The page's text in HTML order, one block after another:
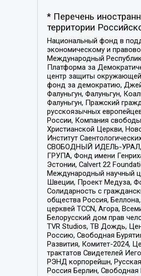
* Перечень
территории
Национальный фонд в
экономическому и
Международный
Платформа за
центр защиты окружающей
фонд за демократию,
Фалуньгун, Фалуньгун,
Фалуньгун, Пражский
русскоязычных
России, Компания
Христианской Церкви,
Институт
СВОБОДНЫЙ ИДЕЛЬ-УРАЛ,
ГРУПА, Фонд имени
Эстонии, Calvert 22
Международный научный
Швеции, Проект Медуза,
Солидарность с
общества Россия,
церквей TCCN, Агора,
Белорусский дом прав
TVR Studios, ТВ Дождь,
Россию, Свободная
Развития, Комитет-2024,
трактатов Свидетелей
РЭНД корпорейшн,
Россия Берлин,